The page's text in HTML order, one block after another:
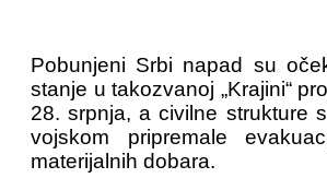
Pobunjeni Srbi napad su
stanje u takozvanoj „Krajini“
28. srpnja, a civilne strukture
vojskom pripremale
materijalnih dobara.